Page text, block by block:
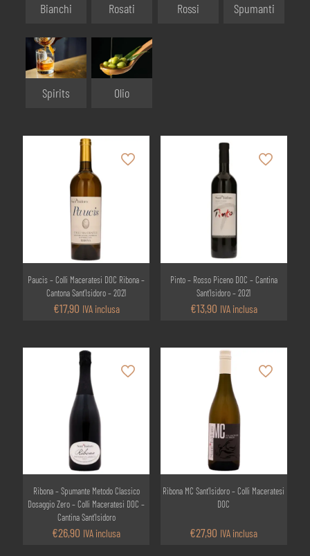
Bianchi Rosati Rossi Spumanti
Spirits Olio
Paucis – Colli Maceratesi DOC Ribona –
Cantona Sant’Isidoro – 2021
€17,90 IVA inclusa
Pinto – Rosso Piceno DOC – Cantina
Sant’Isidoro – 2021
€13,90 IVA inclusa
Ribona – Spumante Metodo Classico
Dosaggio Zero – Colli Maceratesi DOC –
Cantina Sant’Isidoro
€26,90 IVA inclusa
Ribona MC Sant’Isidoro – Colli Maceratesi
DOC
€27,90 IVA inclusa